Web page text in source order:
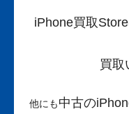
iPhone買取
買取
他にも中古の